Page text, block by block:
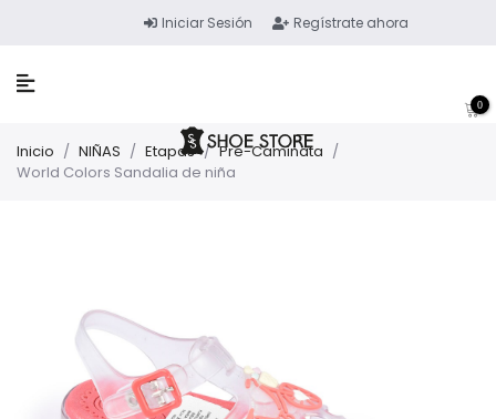
Iniciar Sesión Regístrate ahora
0
Inicio / NIÑAS / Etapas / Pre-Caminata /
World Colors Sandalia de niña